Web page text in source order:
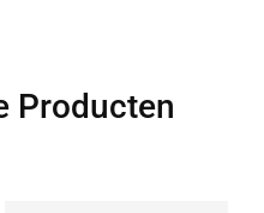
Producten